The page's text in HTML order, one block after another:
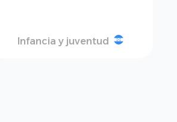
Infancia y juventud